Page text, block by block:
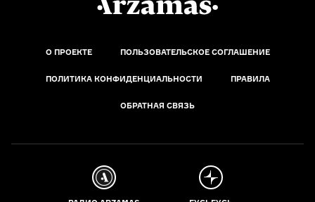
О ПРОЕКТЕ ПОЛЬЗОВАТЕЛЬСКОЕ СОГЛАШЕНИЕ
ПОЛИТИКА КОНФИДЕНЦИАЛЬНОСТИ ПРАВИЛА
ОБРАТНАЯ СВЯЗЬ